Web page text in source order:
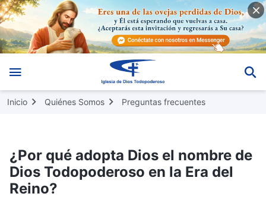
Inicio Quiénes Somos Preguntas frecuentes
¿Por qué adopta Dios el nombre de
Dios Todopoderoso en la Era del
Reino?